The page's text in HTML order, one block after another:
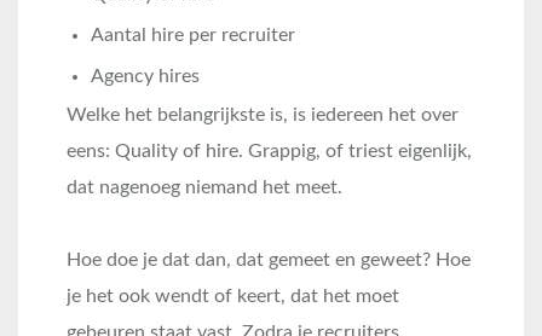
Aantal hire per recruiter
Agency hires
Welke het belangrijkste is, is iedereen het over
eens: Quality of hire. Grappig, of triest eigenlijk,
dat nagenoeg niemand het meet.
Hoe doe je dat dan, dat gemeet en geweet? Hoe
je het ook wendt of keert, dat het moet